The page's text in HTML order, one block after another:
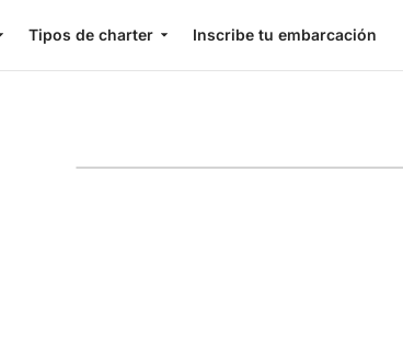
Tipos de charter Inscribe tu embarcación